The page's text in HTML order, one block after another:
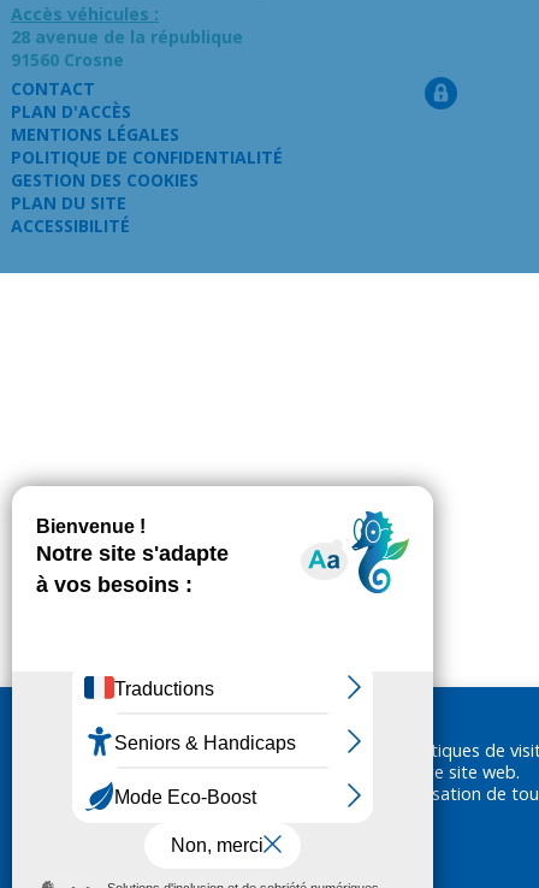
Accès véhicules :
28 avenue de la république
91560 Crosne
CONTACT
PLAN D'ACCÈS
MENTIONS LÉGALES
POLITIQUE DE CONFIDENTIALITÉ
GESTION DES COOKIES
PLAN DU SITE
ACCESSIBILITÉ
Nous utilisons des cookies pour réaliser des statistiques de
ainsi vous garantir la meilleure expérience sur notre site web.
En cliquant sur «Accepter», vous consentez à l'utilisation de
cookies.En savoir plus
Configurer les cookies